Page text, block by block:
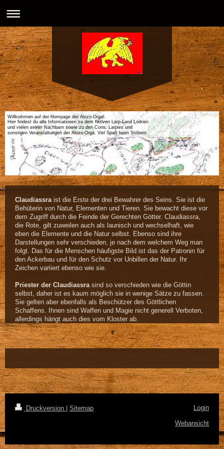
Willkommen auf der Hompage der Alozo-Orga!
Hier findest du alle Informationen zu dem fiktiven Larp-Land Lodrien
und vielen seiner Nachbarn sowie zu den Cons, Larpies und
sonstigen Veranstaltungen der Alozo-Orga. Viel Spaß beim Stöbern
Claudiassra ist die Erste der drei Bewahrer des Seins. Sie ist die
Behüterin von Natur, Elementen und Tieren. Sie bewacht diese vor
dem Zugriff durch die Feinde der Gerechten Götter. Claudiassra,
die Rote, gilt zuweilen auch als launisch und wechselhaft, wie
eben die Elemente und die Natur selbst. Ebenso sind ihre
Darstellungen sehr verschieden, je nach dem welchem Weg man
folgt. Das für die Menschen häufigste Bild ist das der Patronin für
den Ackerbau und für den Schutz vor Unbillen der Natur. Ihr
Zeichen variiert ebenso wie sie.
Priester der Claudiassrasind so verschieden wie die Göttin
selbst, daher ist es kaum möglich sie in wenige Sätze zu fassen.
Sie gelten aber ebenfalls als Beschützer des Göttlichen
Schaffens. Ihnen sind Waffen und Magie nicht generell Verboten,
allerdings hängt auch dies vom Kloster ab.
Druckversion Sitemap Login
Webansicht